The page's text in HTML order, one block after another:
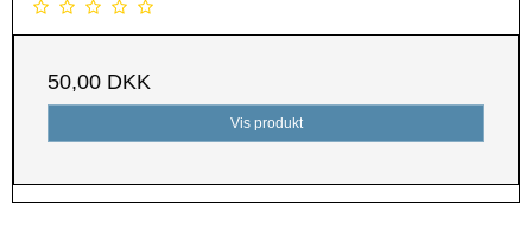
50,00 DKK
Vis produkt